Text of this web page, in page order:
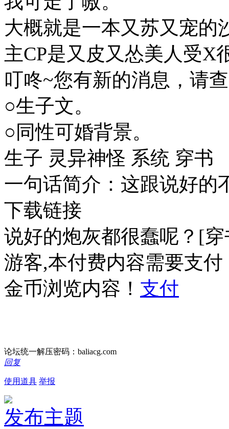
大概就是一本又苏又宠的
主CP是又皮又怂美人受X
叮咚~您有新的消息，请
○生子文。
○同性可婚背景。
生子 灵异神怪 系统 穿书
一句话简介：这跟说好的
下载链接
说好的炮灰都很蠢呢？[
游客,本付费内容需要支付
金币浏览内容！ 支付
论坛统一解压密码：baliacg.com
回复
使用道具 举报
发布主题